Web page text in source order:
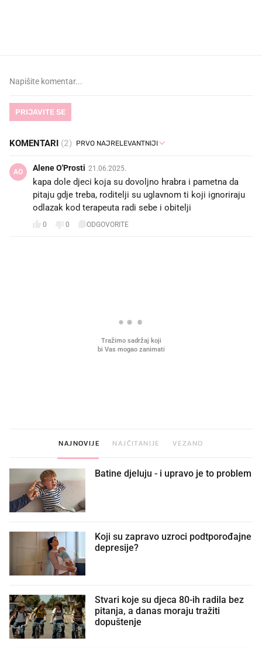
PRIJAVITE SE
KOMENTARI (2)
AO Alene O'Prosti 21.06.2025.
kapa dole djeci koja su dovoljno hrabra i pametna da
pitaju gdje treba, roditelji su uglavnom ti koji ignoriraju
odlazak kod terapeuta radi sebe i obitelji
0 0 ODGOVORITE
NAJNOVIJE NAJČITANIJE VEZANO
Batine djeluju - i upravo je to problem
Koji su zapravo uzroci podtporođajne
depresije?
Stvari koje su djeca 80-ih radila bez
pitanja, a danas moraju tražiti
dopuštenje